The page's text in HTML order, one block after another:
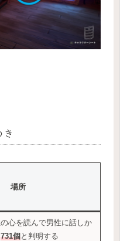
場所
心を読んで男性に話しか
731個と判明する